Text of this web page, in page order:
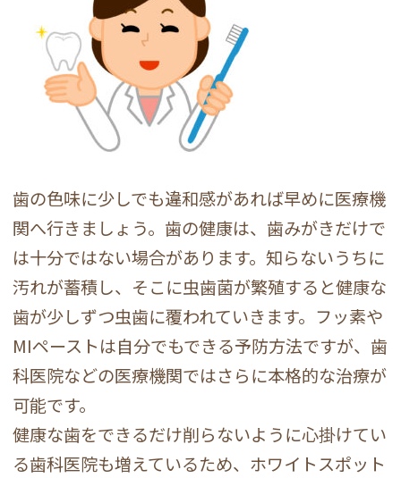
歯の色味に少しでも違和感があれば早めに医療機
関へ行きましょう。歯の健康は、歯みがきだけで
は十分ではない場合があります。知らないうちに
汚れが蓄積し、そこに虫歯菌が繁殖すると健康な
歯が少しずつ虫歯に覆われていきます。フッ素や
MIペーストは自分でもできる予防方法ですが、歯
科医院などの医療機関ではさらに本格的な治療が
可能です。
健康な歯をできるだけ削らないように心掛けてい
る歯科医院も増えているため、ホワイトスポット